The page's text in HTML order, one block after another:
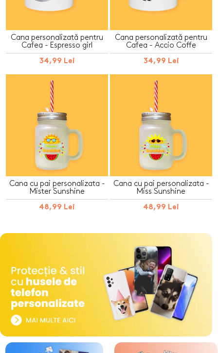
Cana personalizată pentru
Cafea - Espresso girl
34,99 Lei
Cana personalizată pentru
Cafea - Accio Coffe
34,99 Lei
Cana cu pai personalizata -
Mister Sunshine
48,99 Lei
Cana cu pai personalizata -
Miss Sunshine
48,99 Lei